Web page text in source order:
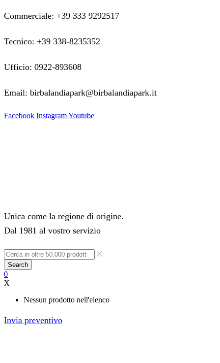
Commerciale: +39 333 9292517
Tecnico: +39 338-8235352
Ufficio: 0922-893608
Email: birbalandiapark@birbalandiapark.it
Facebook InstagramYoutube
Unica come la regione di origine.
Dal 1981 al vostro servizio
Search
0
X
Nessun prodotto nell'elenco
Invia preventivo